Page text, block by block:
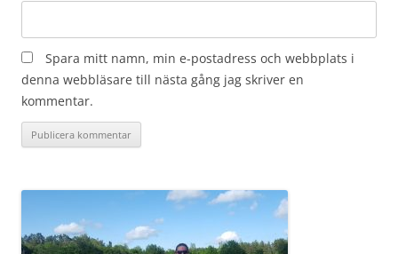
Spara mitt namn, min e-postadress och webbplats i
denna webbläsare till nästa gång jag skriver en
kommentar.